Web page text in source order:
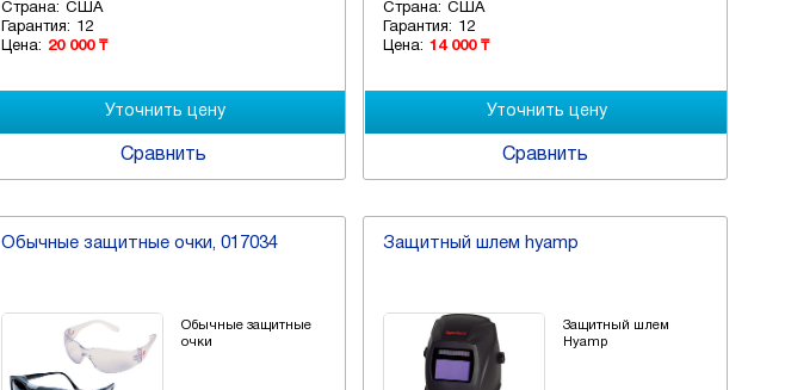
Страна: США
Гарантия: 12
Цена: 20 000 ₸
Сравнить
Страна: США
Гарантия: 12
Цена: 14 000 ₸
Сравнить
Обычные защитные очки, 017034
Обычные защитные
очки
Защитный шлем hyamp
Защитный шлем
Hyamp